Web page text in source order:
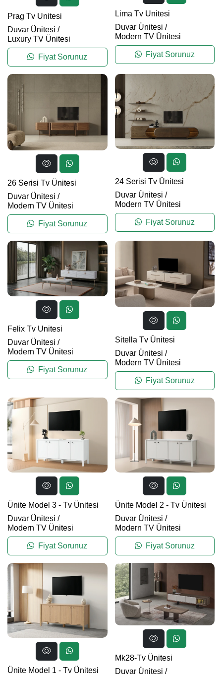
Prag Tv Unitesi
Duvar Ünitesi /
Luxury TV Ünitesi
Fiyat Sorunuz
Lima Tv Unitesi
Duvar Ünitesi /
Modern TV Ünitesi
Fiyat Sorunuz
26 Serisi Tv Ünitesi
Duvar Ünitesi /
Modern TV Ünitesi
Fiyat Sorunuz
24 Serisi Tv Ünitesi
Duvar Ünitesi /
Modern TV Ünitesi
Fiyat Sorunuz
Felix Tv Unitesi
Duvar Ünitesi /
Modern TV Ünitesi
Fiyat Sorunuz
Sitella Tv Ünitesi
Duvar Ünitesi /
Modern TV Ünitesi
Fiyat Sorunuz
Ünite Model 3 - Tv Ünitesi
Duvar Ünitesi /
Modern TV Ünitesi
Fiyat Sorunuz
Ünite Model 2 - Tv Ünitesi
Duvar Ünitesi /
Modern TV Ünitesi
Fiyat Sorunuz
Ünite Model 1 - Tv Ünitesi
Mk28-Tv Ünitesi
Duvar Ünitesi /